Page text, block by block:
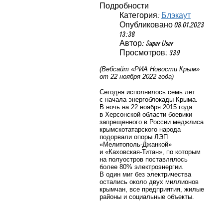
Подробности
Категория: Блэкаут
Опубликовано 08.01.2023
13:38
Автор: Super User
Просмотров: 339
(Вебсайт «РИА Новости Крым»
от 22 ноября 2022 года)
Сегодня исполнилось семь лет
с начала энергоблокады Крыма.
В ночь на 22 ноября 2015 года
в Херсонской области боевики
запрещенного в России меджлиса
крымскотатарского народа
подорвали опоры ЛЭП
«Мелитополь-Джанкой»
и «Каховская-Титан», по которым
на полуостров поставлялось
более 80% электроэнергии.
В один миг без электричества
остались около двух миллионов
крымчан, все предприятия, жилые
районы и социальные объекты.